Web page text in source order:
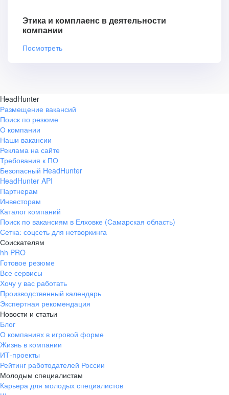
Этика и комплаенс в деятельности
компании
Посмотреть
HeadHunter
Размещение вакансий
Поиск по резюме
О компании
Наши вакансии
Реклама на сайте
Требования к ПО
Безопасный HeadHunter
HeadHunter API
Партнерам
Инвесторам
Каталог компаний
Поиск по вакансиям в Елховке (Самарская область)
Сетка: соцсеть для нетворкинга
Соискателям
hh PRO
Готовое резюме
Все сервисы
Хочу у вас работать
Производственный календарь
Экспертная рекомендация
Новости и статьи
Блог
О компаниях в игровой форме
Жизнь в компании
ИТ-проекты
Рейтинг работодателей России
Молодым специалистам
Карьера для молодых специалистов